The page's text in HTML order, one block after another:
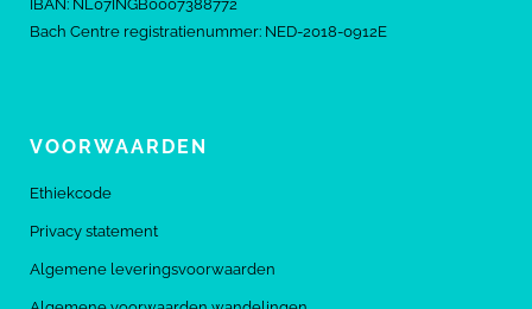
IBAN: NL07INGB0007388772
Bach Centre registratienummer: NED-2018-0912E
VOORWAARDEN
Ethiekcode
Privacy statement
Algemene leveringsvoorwaarden